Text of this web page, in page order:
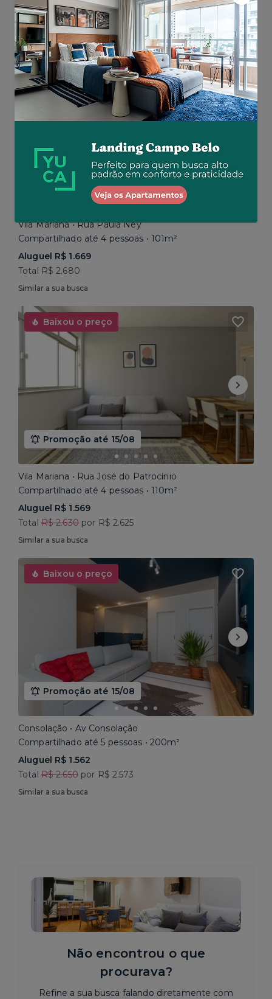
Aluguel R$ 1.777
Total R$ 2.843
Similar a sua busca
Em breve
Vila Mariana • Rua Paula Ney
Compartilhado até 4 pessoas • 101m²
Aluguel R$ 1.669
Total R$ 2.680
Similar a sua busca
Baixou o preço
Promoção até 15/08
Vila Mariana • Rua José do Patrocínio
Compartilhado até 4 pessoas • 110m²
Aluguel R$ 1.569
Total R$ 2.630por R$ 2.625
Similar a sua busca
Baixou o preço
Promoção até 15/08
Consolação • Av Consolação
Compartilhado até 5 pessoas • 200m²
Aluguel R$ 1.562
Total R$ 2.650por R$ 2.573
Similar a sua busca
Não encontrou o que
procurava?
Refine a sua busca falando diretamente com